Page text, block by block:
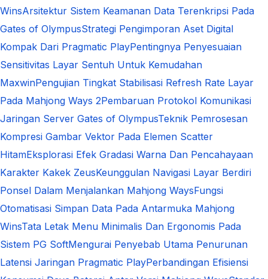
WinsArsitektur Sistem Keamanan Data Terenkripsi Pada
Gates of OlympusStrategi Pengimporan Aset Digital
Kompak Dari Pragmatic PlayPentingnya Penyesuaian
Sensitivitas Layar Sentuh Untuk Kemudahan
MaxwinPengujian Tingkat Stabilisasi Refresh Rate Layar
Pada Mahjong Ways 2Pembaruan Protokol Komunikasi
Jaringan Server Gates of OlympusTeknik Pemrosesan
Kompresi Gambar Vektor Pada Elemen Scatter
HitamEksplorasi Efek Gradasi Warna Dan Pencahayaan
Karakter Kakek ZeusKeunggulan Navigasi Layar Berdiri
Ponsel Dalam Menjalankan Mahjong WaysFungsi
Otomatisasi Simpan Data Pada Antarmuka Mahjong
WinsTata Letak Menu Minimalis Dan Ergonomis Pada
Sistem PG SoftMengurai Penyebab Utama Penurunan
Latensi Jaringan Pragmatic PlayPerbandingan Efisiensi